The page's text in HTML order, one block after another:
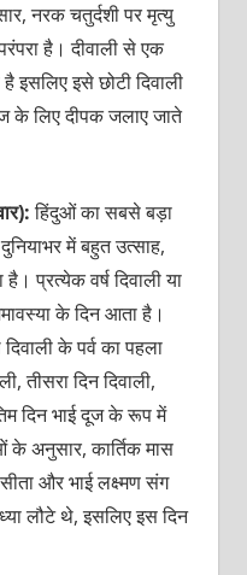
नरक चतुर्दशी पर मृत्यु
है। दीवाली से एक
इसलिए इसे छोटी दिवाली
के लिए दीपक जलाए जाते
हिंदुओं का सबसे बड़ा
में बहुत उत्साह,
प्रत्येक वर्ष दिवाली या
के दिन आता है।
के पर्व का पहला
तीसरा दिन दिवाली,
दिन भाई दूज के रूप में
के अनुसार, कार्तिक मास
और भाई लक्ष्मण संग
लौटे थे, इसलिए इस दिन